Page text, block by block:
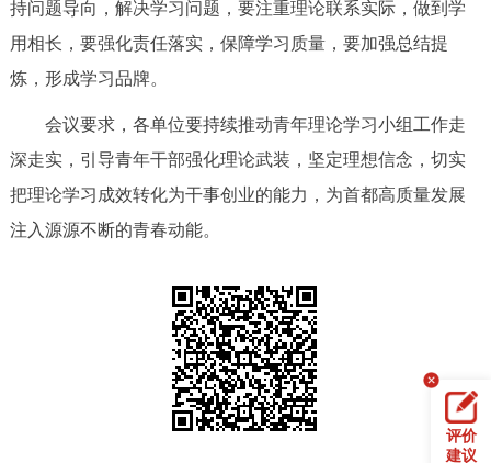
持问题导向，解决学习问题，要注重理论联系实际，做到学
用相长，要强化责任落实，保障学习质量，要加强总结提
炼，形成学习品牌。
会议要求，各单位要持续推动青年理论学习小组工作走
深走实，引导青年干部强化理论武装，坚定理想信念，切实
把理论学习成效转化为干事创业的能力，为首都高质量发展
注入源源不断的青春动能。
评价
建议